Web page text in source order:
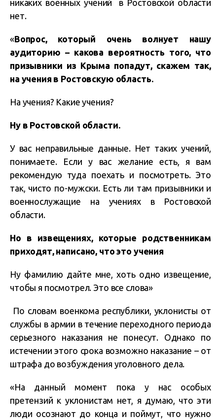
никаких военных учений в Ростовской области
нет.
«Вопрос, который очень волнует нашу
аудиторию – какова вероятность того, что
призывники из Крыма попадут, скажем так,
на учения в Ростовскую область.
На учения? Какие учения?
Ну в Ростовской области.
У вас неправильные данные. Нет таких учений,
понимаете. Если у вас желание есть, я вам
рекомендую туда поехать и посмотреть. Это
так, чисто по-мужски. Есть ли там призывники и
военнослужащие на учениях в Ростовской
области.
Но в извещениях, которые родственникам
приходят, написано, что это учения
Ну фамилию дайте мне, хоть одно извещение,
чтобы я посмотрел. Это все слова»
По словам военкома республики, уклонисты от
службы в армии в течение переходного периода
серьезного наказания не понесут. Однако по
истечении этого срока возможно наказание – от
штрафа до возбуждения уголовного дела.
«На данный момент пока у нас особых
претензий к уклонистам нет, я думаю, что эти
люди осознают до конца и поймут, что нужно